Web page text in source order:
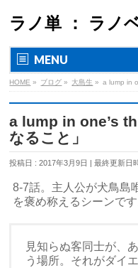
ラノ単 ： ラノ
MENU
HOME » ブログ » 大島生 » a lump in
a lump in one’s
なること」
投稿日 : 2017年3月9日 最終更新日
8-7話。主人公が犬鳥島
を褒め称えるシーンです
見知らぬ客同士が、
う場所。それがダイ